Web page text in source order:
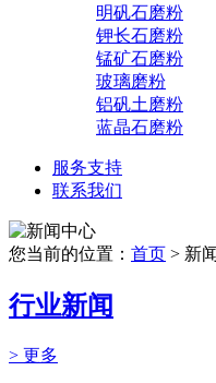
明矾石磨粉
钾长石磨粉
锰矿石磨粉
玻璃磨粉
铝矾土磨粉
蓝晶石磨粉
服务支持
联系我们
您当前的位置： 首页 > 新
行业新闻
> 更多